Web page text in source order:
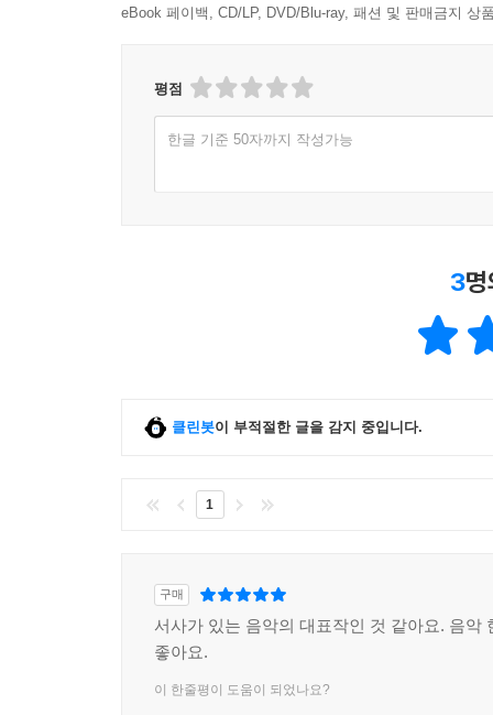
eBook 페이백, CD/LP, DVD/Blu-ray, 패션 및 판매금지 상
평점
한글 기준 50자까지 작성가능
3
클린봇이 부적절한 글을 감지 중입니다.
1
구매
서사가 있는 음악의 대표작인 것 같아요. 음악
좋아요.
이 한줄평이 도움이 되었나요?